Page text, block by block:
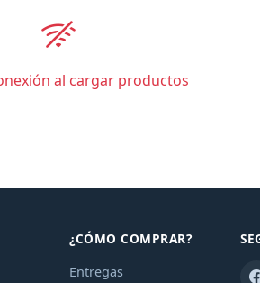
al cargar productos
¿CÓMO COMPRAR?
Entregas